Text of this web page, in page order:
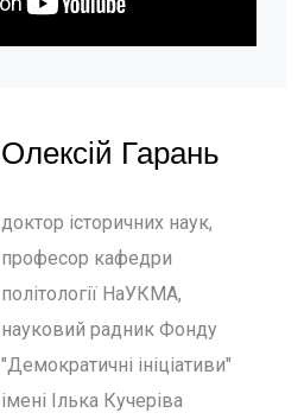
Олексій Гарань
доктор історичних наук,
професор кафедри
політології НаУКМА,
науковий радник Фонду
"Демократичні ініціативи"
імені Ілька Кучеріва